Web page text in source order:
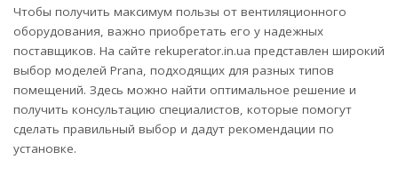
Чтобы получить максимум пользы от вентиляционного
оборудования, важно приобретать его у надежных
поставщиков. На сайте rekuperator.in.ua представлен широкий
выбор моделей Prana, подходящих для разных типов
помещений. Здесь можно найти оптимальное решение и
получить консультацию специалистов, которые помогут
сделать правильный выбор и дадут рекомендации по
установке.